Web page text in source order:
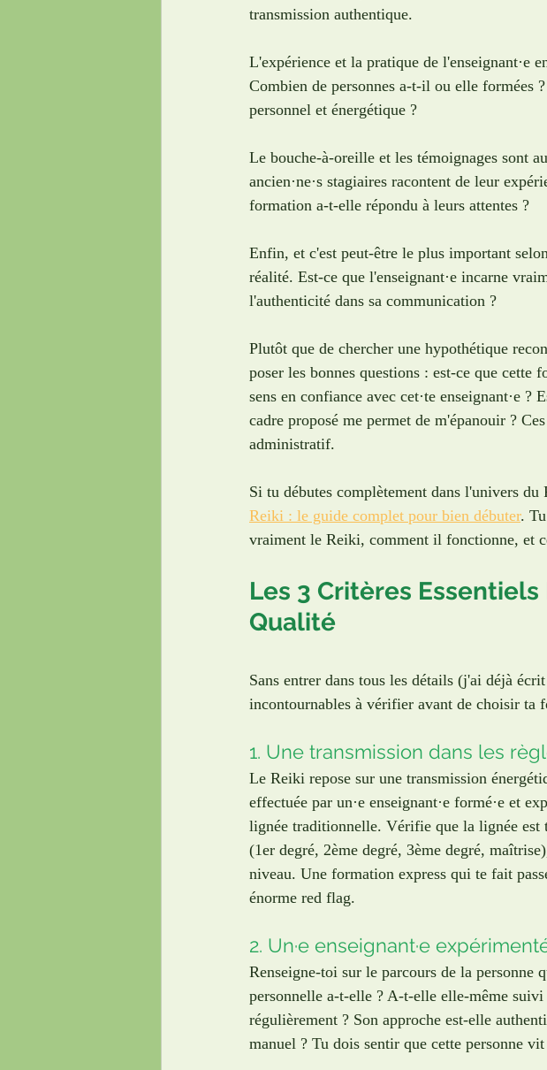
transmission authentique.
L'expérience et la pratique de l'enseignant·e
Combien de personnes a-t-il ou elle formées
personnel et énergétique ?
Le bouche-à-oreille et les témoignages sont
ancien·ne·s stagiaires racontent de leur
formation a-t-elle répondu à leurs attentes ?
Enfin, et c'est peut-être le plus important
réalité. Est-ce que l'enseignant·e incarne
l'authenticité dans sa communication ?
Plutôt que de chercher une hypothétique
poser les bonnes questions : est-ce que cette
sens en confiance avec cet·te enseignant·e
cadre proposé me permet de m'épanouir ?
administratif.
Si tu débutes complètement dans l'univers
Reiki : le guide complet pour bien débuter.
vraiment le Reiki, comment il fonctionne, et
Les 3 Critères
Qualité
Sans entrer dans tous les détails (j'ai déjà
incontournables à vérifier avant de choisir ta
1. Une transmission dans les
Le Reiki repose sur une transmission
effectuée par un·e enseignant·e formé·e et
lignée traditionnelle. Vérifie que la lignée est
(1er degré, 2ème degré, 3ème degré,
niveau. Une formation express qui te fait
énorme red flag.
2. Un·e enseignant·e
Renseigne-toi sur le parcours de la personne
personnelle a-t-elle ? A-t-elle elle-même
régulièrement ? Son approche est-elle
manuel ? Tu dois sentir que cette personne